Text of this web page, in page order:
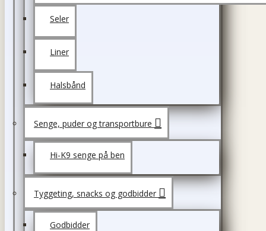
Seler
Liner
Halsbånd
Senge, puder og transportbure
Hi-K9 senge på ben
Tyggeting, snacks og godbidder
Godbidder